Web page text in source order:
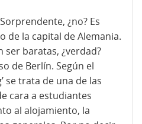
Sorprendente, ¿no? Es
de la capital de Alemania.
ser baratas, ¿verdad?
de Berlín. Según el
se trata de una de las
cara a estudiantes
al alojamiento, la